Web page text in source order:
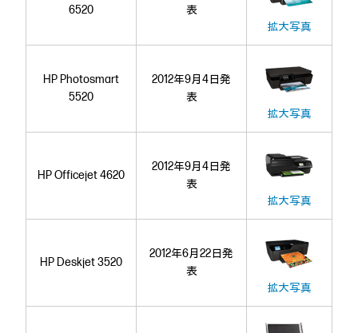
6520
表
拡大写真
HP Photosmart
5520
2012年9月4日発
表
拡大写真
HP Officejet 4620
2012年9月4日発
表
拡大写真
HP Deskjet 3520
2012年6月22日発
表
拡大写真